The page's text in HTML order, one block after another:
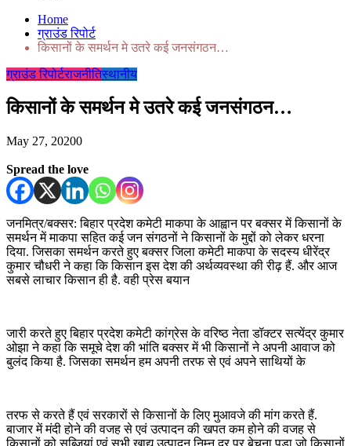
Home
ग्राउंड रिपोर्ट
किसानों के समर्थन मे उतरे कई जनसंगठन…
ग्राउंड रिपोर्टराजनीतिस्थानीय
किसानों के समर्थन मे उतरे कई जनसंगठन…
May 27, 20200
Spread the love
जनमित्र/बक्सर: बिहार प्रदेश कमेटी माकपा के आह्वान पर बक्सर में किसानों के
समर्थन में माकपा सहित कई जन संगठनों ने किसानों के मुद्दों को लेकर धरना
दिया. जिसका समर्थन करते हुए बक्सर जिला कमेटी माकपा के सदस्य धीरेंद्र
कुमार चौधरी ने कहा कि किसान इस देश की अर्थव्यवस्था की रीढ़ हैं. और आज
सबसे लाचार किसान ही है. वही प्रेस बयान
जारी करते हुए बिहार प्रदेश कमेटी कांग्रेस के वरिष्ठ नेता डॉक्टर सत्येंद्र कुमार
ओझा ने कहा कि समूचे देश की भांति बक्सर में भी किसानों ने अपनी आवाज को
बुलंद किया है. जिसका समर्थन हम अपनी तरफ से एवं अपने साथियों के
तरफ से करते हैं एवं सरकारों से किसानों के लिए मुआवजे की मांग करते हैं.
बाजार में मंदी होने की वजह से एवं उत्पादन की खपत कम होने की वजह से
किसानों को सब्जियां एवं सभी खाद्य उत्पादन निम्न दर पर बेचना पड़ा जो किसानों